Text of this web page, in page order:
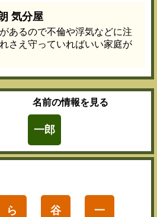
気分屋
あるので不倫や浮気などに注
さえ守っていればいい家庭が
名前の情報を見る
一郎
ら 谷 一